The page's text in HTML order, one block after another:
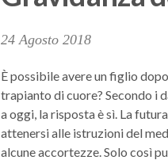
24 Agosto 2018
È possibile avere un figlio
trapianto di cuore? Secondo i
a oggi, la risposta è sì. La
attenersi alle istruzioni del
alcune accortezze. Solo così